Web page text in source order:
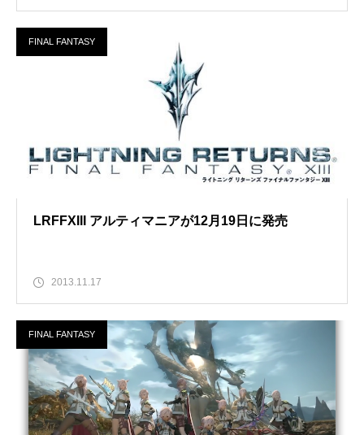
FINAL FANTASY
LRFFXIII アルティマニアが12月19日に発売
2013.11.17
FINAL FANTASY